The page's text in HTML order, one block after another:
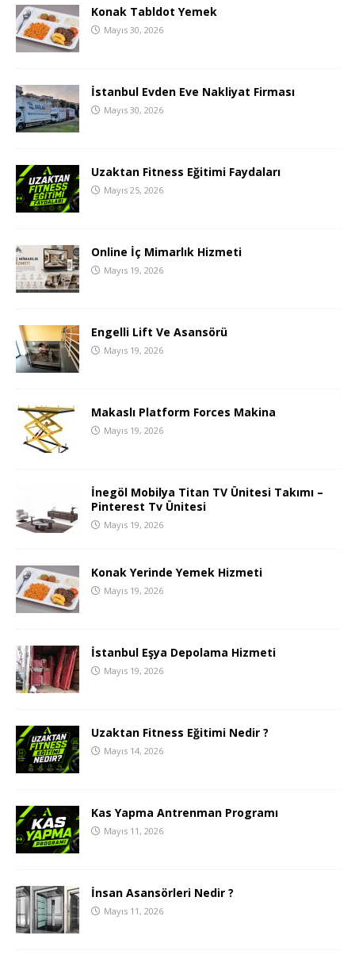
Konak Tabldot Yemek
Mayıs 30, 2026
İstanbul Evden Eve Nakliyat Firması
Mayıs 30, 2026
Uzaktan Fitness Eğitimi Faydaları
Mayıs 25, 2026
Online İç Mimarlık Hizmeti
Mayıs 19, 2026
Engelli Lift Ve Asansörü
Mayıs 19, 2026
Makaslı Platform Forces Makina
Mayıs 19, 2026
İnegöl Mobilya Titan TV Ünitesi Takımı –
Pinterest Tv Ünitesi
Mayıs 19, 2026
Konak Yerinde Yemek Hizmeti
Mayıs 19, 2026
İstanbul Eşya Depolama Hizmeti
Mayıs 19, 2026
Uzaktan Fitness Eğitimi Nedir ?
Mayıs 14, 2026
Kas Yapma Antrenman Programı
Mayıs 11, 2026
İnsan Asansörleri Nedir ?
Mayıs 11, 2026